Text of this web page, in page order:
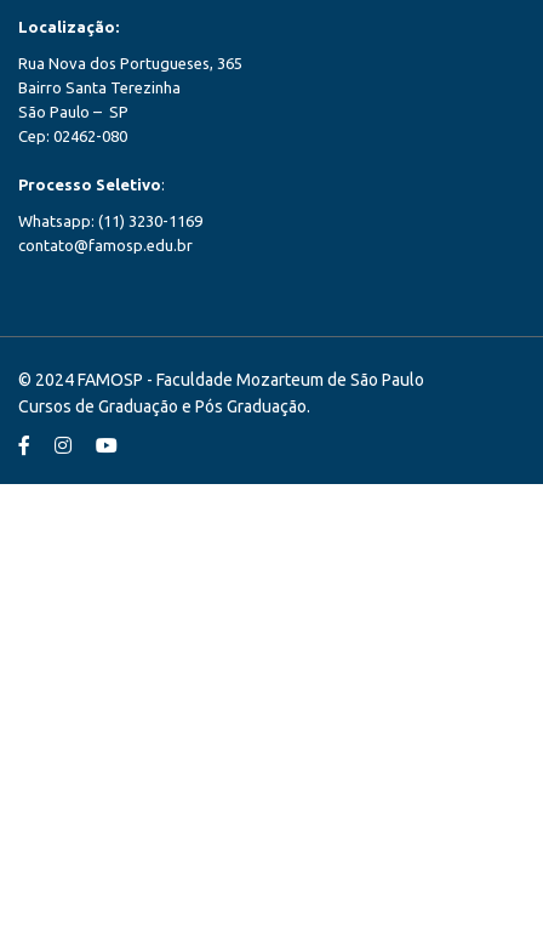
Localização:
Rua Nova dos Portugueses, 365
Bairro Santa Terezinha
São Paulo – SP
Cep: 02462-080
Processo Seletivo:
Whatsapp: (11) 3230-1169
contato@famosp.edu.br
© 2024 FAMOSP - Faculdade Mozarteum de São Paulo
Cursos de Graduação e Pós Graduação.